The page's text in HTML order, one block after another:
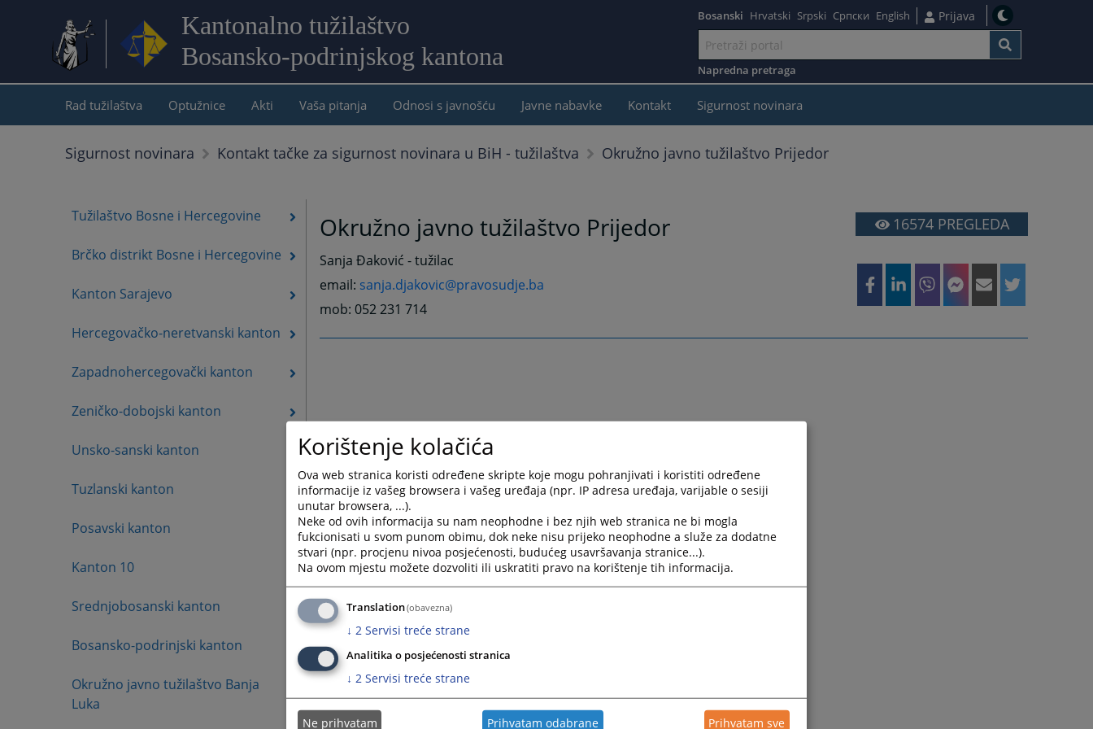
Kantonalno tužilaštvo
Bosansko-podrinjskog kantona
sadržaj
Bosanski Hrvatski Srpski Српски English Prijava
Napredna pretraga
Rad tužilaštva Optužnice Akti Vaša pitanja Odnosi s javnošću Javne nabavke Kontakt Sigurnost novinara
Sigurnost novinara Kontakt tačke za sigurnost novinara u BiH - tužilaštva Okružno javno tužilaštvo Prijedor
Tužilaštvo Bosne i Hercegovine
Brčko distrikt Bosne i Hercegovine
Kanton Sarajevo
Hercegovačko-neretvanski kanton
Zapadnohercegovački kanton
Zeničko-dobojski kanton
Unsko-sanski kanton
Tuzlanski kanton
Posavski kanton
Kanton 10
Srednjobosanski kanton
Bosansko-podrinjski kanton
Okružno javno tužilaštvo Banja
Luka
Okružno javno tužilaštvo Prijedor
Sanja Đaković - tužilac
email: sanja.djakovic@pravosudje.ba
mob: 052 231 714
16574PREGLEDA
Korištenje kolačića
Ova web stranica koristi određene skripte koje mogu pohranjivati i koristiti određene
informacije iz vašeg browsera i vašeg uređaja (npr. IP adresa uređaja, varijable o sesiji
unutar browsera, ...).
Neke od ovih informacija su nam neophodne i bez njih web stranica ne bi mogla
fukcionisati u svom punom obimu, dok neke nisu prijeko neophodne a služe za dodatne
stvari (npr. procjenu nivoa posjećenosti, budućeg usavršavanja stranice...).
Na ovom mjestu možete dozvoliti ili uskratiti pravo na korištenje tih informacija.
Translation(obavezna)
↓ 2 Servisi treće strane
Analitika o posjećenosti stranica
↓ 2 Servisi treće strane
Ne prihvatam Prihvatam odabrane Prihvatam sve